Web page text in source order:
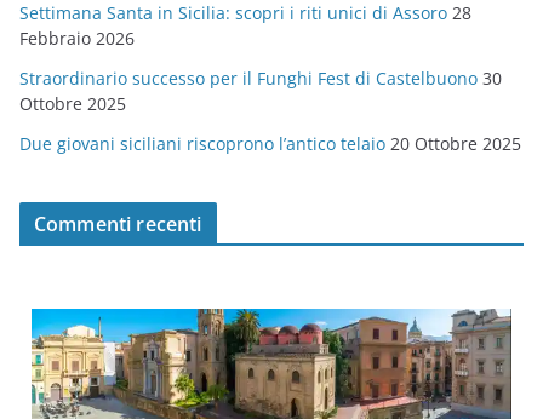
Settimana Santa in Sicilia: scopri i riti unici di Assoro 28
Febbraio 2026
Straordinario successo per il Funghi Fest di Castelbuono 30
Ottobre 2025
Due giovani siciliani riscoprono l’antico telaio 20 Ottobre 2025
Commenti recenti